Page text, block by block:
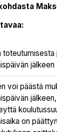
jälkeen
voi päästä
on